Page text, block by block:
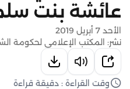
عائشة بنت
الأحد 7 أبريل 2019
نشر: المكتب الإعلامي لحكومة
وقت القراءة : دقيقة قراءة